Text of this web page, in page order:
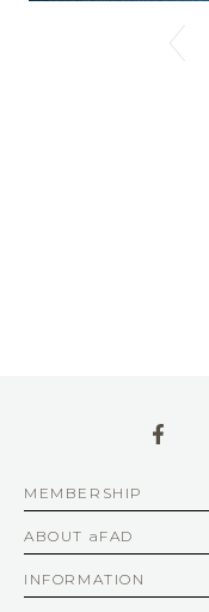
MEMBERSHIP
ABOUT aFAD
INFORMATION